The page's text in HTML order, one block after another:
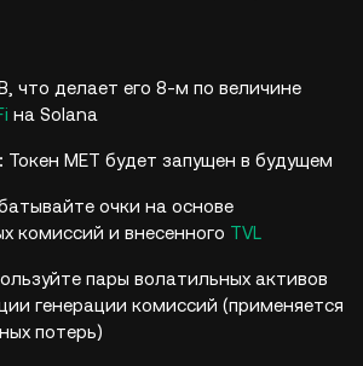
что делает его 8-м по величине
на Solana
Токен MET будет запущен в будущем
очки на основе
комиссий и внесенного TVL
пары волатильных активов
генерации комиссий (применяется
потерь)